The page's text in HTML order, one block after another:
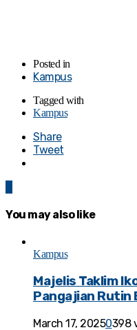
Posted in
Kampus
Tagged with
Kampus
Share
Tweet
You may also like
Kampus
Majelis Taklim
Pangajian Rutin
March 17, 20250398